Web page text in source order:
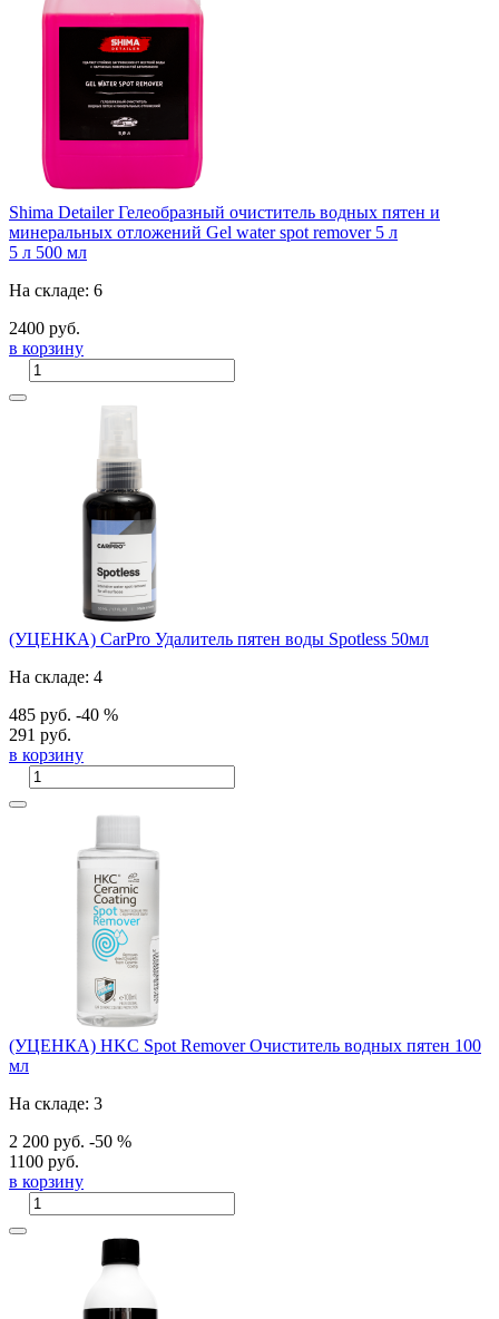
Shima Detailer Гелеобразный очиститель водных пятен и
минеральных отложений Gel water spot remover 5 л
5 л 500 мл
На складе: 6
2400 руб.
в корзину
(УЦЕНКА) CarPro Удалитель пятен воды Spotless 50мл
На складе: 4
485 руб. -40 %
291 руб.
в корзину
(УЦЕНКА) HKC Spot Remover Очиститель водных пятен 100
мл
На складе: 3
2 200 руб. -50 %
1100 руб.
в корзину